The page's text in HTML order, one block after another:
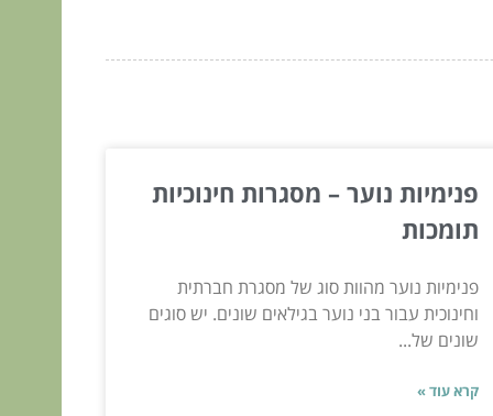
פנימיות נוער – מסגרות חינוכיות
תומכות
פנימיות נוער מהוות סוג של מסגרת חברתית
וחינוכית עבור בני נוער בגילאים שונים. יש סוגים
שונים של...
קרא עוד »